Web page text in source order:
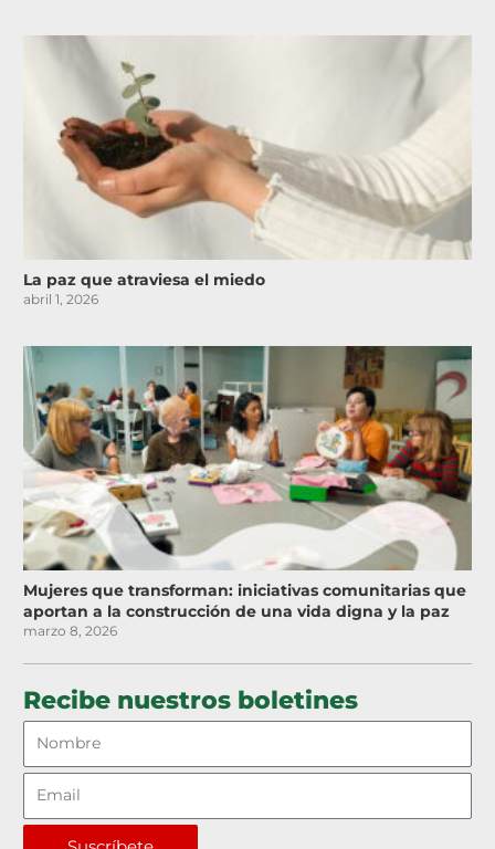
La paz que atraviesa el miedo
abril 1, 2026
Mujeres que transforman: iniciativas comunitarias que
aportan a la construcción de una vida digna y la paz
marzo 8, 2026
Recibe nuestros boletines